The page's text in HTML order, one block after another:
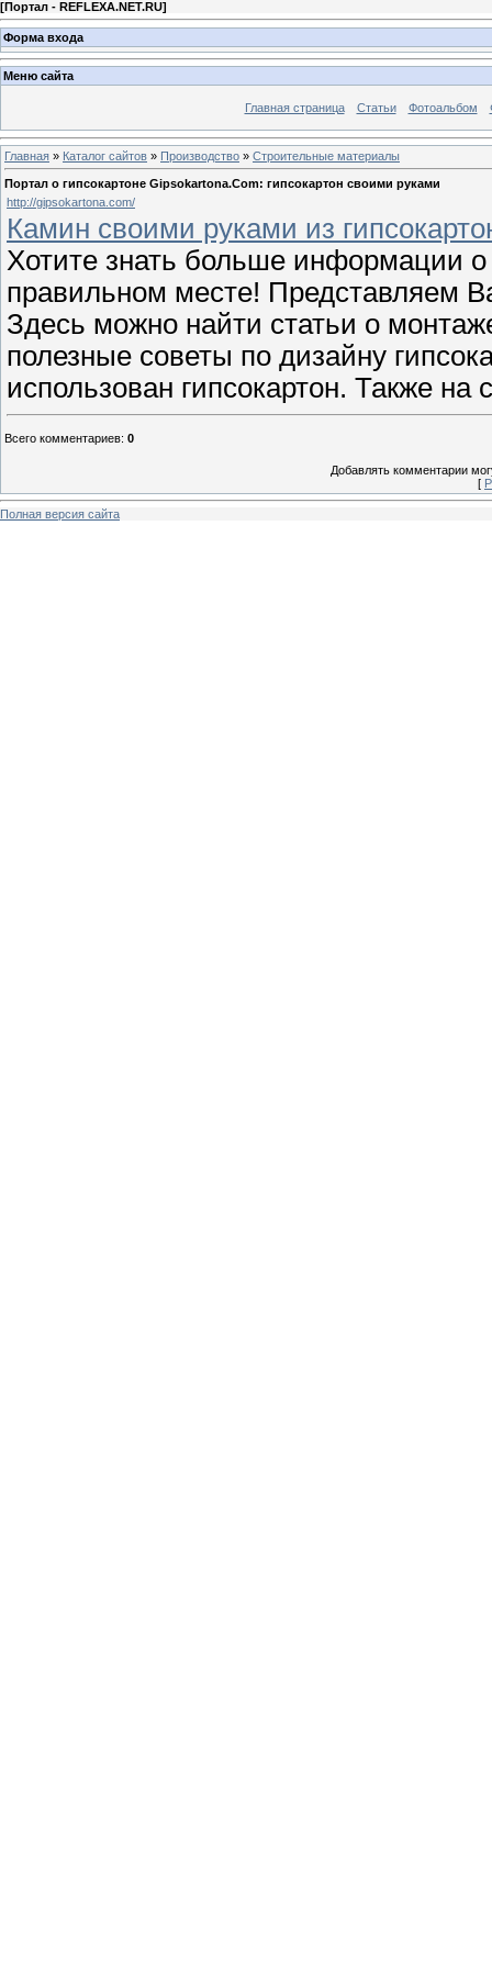
[Портал - REFLEXA.NET.RU]
Форма входа
Меню сайта
Главная страница Статьи Фотоальбом
Главная » Каталог сайтов » Производство » Строительные материалы
Портал о гипсокартоне Gipsokartona.Com: гипсокартон своими руками
http://gipsokartona.com/
Камин своими руками из
Хотите знать больше информации о
правильном месте! Представляем
Здесь можно найти статьи о
полезные советы по дизайну
использован гипсокартон. Также на
Всего комментариев: 0
Добавлять комментарии
[
Полная версия сайта